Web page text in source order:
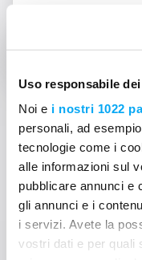
Uso responsabile
Noi e i nostri 1022
personali, ad
tecnologie come i
alle informazioni sul
pubblicare annunci e
gli annunci e i
i servizi. Avete la
vostri dati e per quali
Can't find